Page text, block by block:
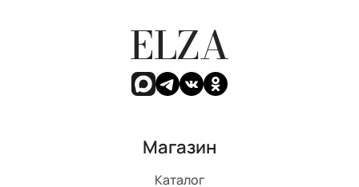
ELZA
Магазин
Каталог